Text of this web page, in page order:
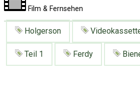
Film & Fernsehen
Holgerson
Teil 1 Ferdy